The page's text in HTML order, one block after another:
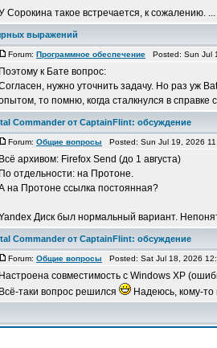
Сорокина такое встречается, к сожалению. ...
выражений
Forum: Программное обеспечение Posted: Sun Jul
Поэтому к Бате вопрос:
нужно уточнить задачу. Но раз уж
то помню, когда сталкнулся в справке
Commander от CaptainFlint: обсуждение
Forum: Общие вопросы Posted: Sun Jul 19, 2026
Всё архивом: Firefox Send (до 1 августа)
По отдельности: на Протоне.
на Протоне ссылка постоянная?
Диск был нормальный вариант.
Commander от CaptainFlint: обсуждение
Forum: Общие вопросы Posted: Sat Jul 18, 2026
Настроена совместимость с Windows XP
Всё-таки вопрос решился
Надеюсь, кому-то